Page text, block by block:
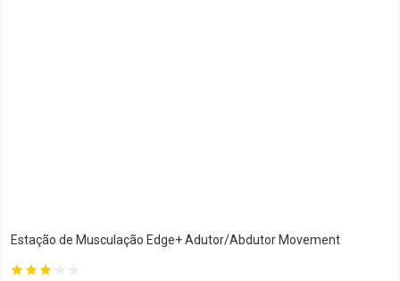
Estação de Musculação Edge+ Adutor/Abdutor Movement